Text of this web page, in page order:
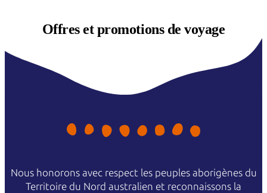
Offres etpromotions de voyage
Nous honorons avec respect les peuples aborigènes du
Territoire du Nord australien et reconnaissons la